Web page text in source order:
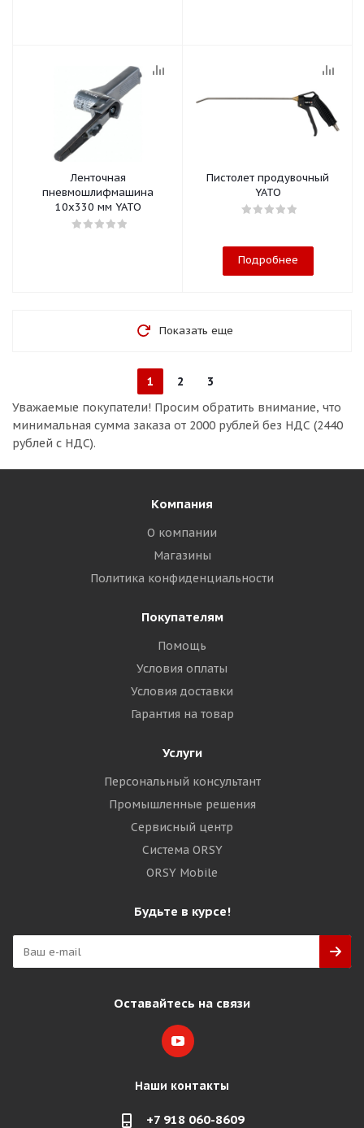
Ленточная
пневмошлифмашина
10х330 мм YATO
Пистолет продувочный
YATO
Подробнее
Показать еще
1 2
3
Уважаемые покупатели! Просим обратить внимание, что
минимальная сумма заказа от 2000 рублей без НДС (2440
рублей с НДС).
Компания
О компании
Магазины
Политика конфиденциальности
Покупателям
Помощь
Условия оплаты
Условия доставки
Гарантия на товар
Услуги
Персональный консультант
Промышленные решения
Сервисный центр
Система ORSY
ORSY Mobile
Будьте в курсе!
Оставайтесь на связи
Наши контакты
+7 918 060-8609